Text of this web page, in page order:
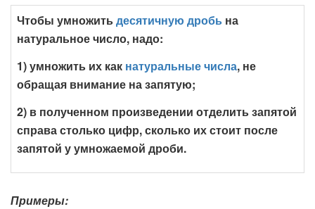
Чтобы умножитьдесятичную дробь на
натуральное число, надо:
1) умножить их как натуральные числа, не
обращая внимание на запятую;
2) в полученном произведении отделить запятой
справа столько цифр, сколько их стоит после
запятой у умножаемой дроби.
Примеры: